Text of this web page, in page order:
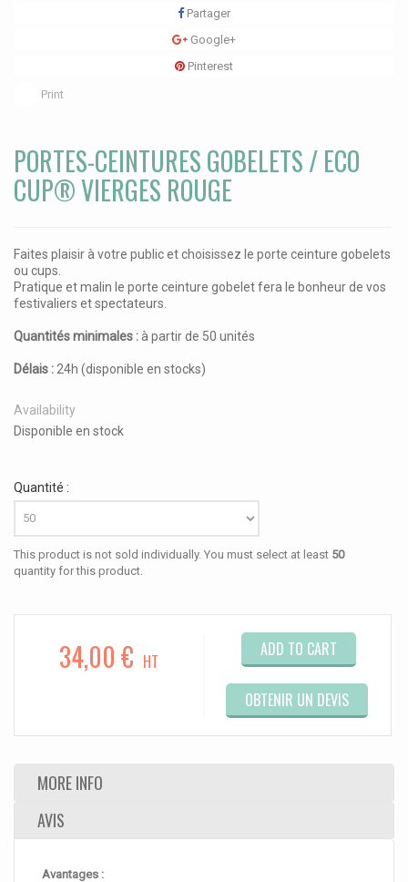
Partager
Google+
Pinterest
Print
PORTES-CEINTURES GOBELETS / ECO
CUP® VIERGES ROUGE
Faites plaisir à votre public et choisissez le porte ceinture gobelets
ou cups.
Pratique et malin le porte ceinture gobelet fera le bonheur de vos
festivaliers et spectateurs.
Quantités minimales :à partir de 50 unités
Délais : 24h (disponible en stocks)
Availability
Disponible en stock
Quantité :
This product is not sold individually. You must select at least 50
quantity for this product.
34,00 € HT
ADD TO CART
OBTENIR UN DEVIS
MORE INFO
AVIS
Avantages :